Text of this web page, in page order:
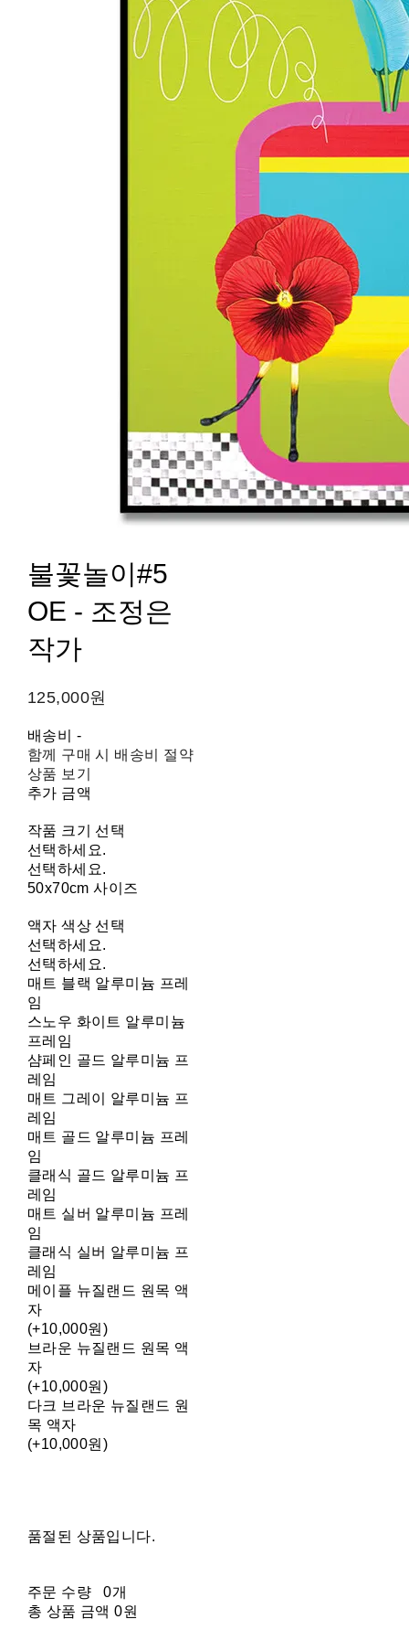
불꽃놀이#5
OE - 조정은
작가
125,000원
배송비 -
함께 구매 시 배송비 절약
상품 보기
추가 금액
작품 크기 선택
선택하세요.
선택하세요.
50x70cm 사이즈
액자 색상 선택
선택하세요.
선택하세요.
매트 블랙 알루미늄 프레
임
스노우 화이트 알루미늄
프레임
샴페인 골드 알루미늄 프
레임
매트 그레이 알루미늄 프
레임
매트 골드 알루미늄 프레
임
클래식 골드 알루미늄 프
레임
매트 실버 알루미늄 프레
임
클래식 실버 알루미늄 프
레임
메이플 뉴질랜드 원목 액
자
(+10,000원)
브라운 뉴질랜드 원목 액
자
(+10,000원)
다크 브라운 뉴질랜드 원
목 액자
(+10,000원)
품절된 상품입니다.
주문 수량
0개
총 상품 금액 0원